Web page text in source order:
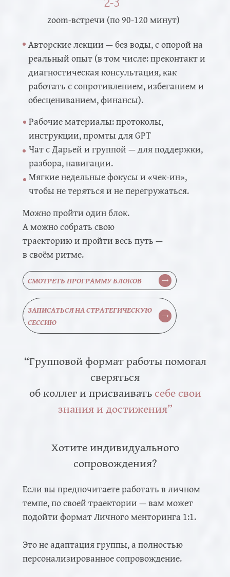
Авторские лекции — без воды, с опорой на
реальный опыт (в том числе: преконтакт и
диагностическая консультация, как
работать с сопротивлением, избеганием и
обесцениванием, финансы).
Можно пройти один блок.
А можно собрать свою
траекторию и пройти весь путь —
в своём ритме.
Рабочие материалы: протоколы,
инструкции, промты для GPT
Чат с Дарьей и группой — для поддержки,
разбора, навигации.
Мягкие недельные фокусы и «чек-ин»,
чтобы не теряться и не перегружаться.
ЗАПИСАТЬСЯ НА СТРАТЕГИЧЕСКУЮ
СЕССИЮ
СМОТРЕТЬ ПРОГРАММУ БЛОКОВ
zoom-встречи (по 90-120 минут)
“Групповой формат работы помогал
сверяться
об коллег и присваиватьсебе свои
знания и достижения”
Хотите индивидуального
сопровождения?
Если вы предпочитаете работать в личном
темпе, по своей траектории — вам может
подойти формат Личного менторинга 1:1.
Это не адаптация группы, а полностью
персонализированное сопровождение.